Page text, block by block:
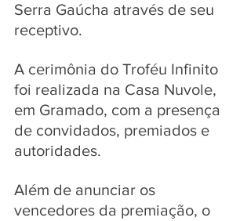
Serra Gaúcha através de seu
receptivo.
A cerimônia do Troféu Infinito
foi realizada na Casa Nuvole,
em Gramado, com a presença
de convidados, premiados e
autoridades.
Além de anunciar os
vencedores da premiação, o